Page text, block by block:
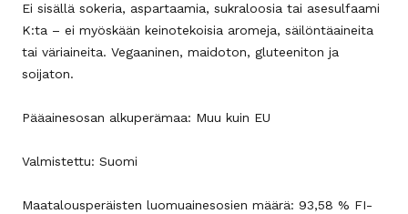
Ei sisällä sokeria, aspartaamia, sukraloosia tai asesulfaami
K:ta – ei myöskään keinotekoisia aromeja, säilöntäaineita
tai väriaineita. Vegaaninen, maidoton, gluteeniton ja
soijaton.
Pääainesosan alkuperämaa: Muu kuin EU
Valmistettu: Suomi
Maatalousperäisten luomuainesosien määrä: 93,58 % FI-